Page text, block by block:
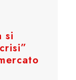
si